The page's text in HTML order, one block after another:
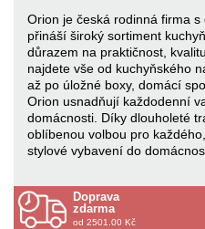
Orion je česká rodinná firma
přináší široký sortiment
důrazem na praktičnost,
najdete vše od kuchyňského
až po úložné boxy, domácí
Orion usnadňují každodenní
domácnosti. Díky dlouholeté
oblíbenou volbou pro
stylové vybavení do
Doprava
zdarma
od 2501.00 Kč